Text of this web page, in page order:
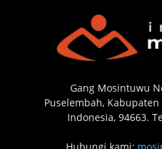
Gang Mosintuwu
Puselembah, Kabupaten
Indonesia, 94663.